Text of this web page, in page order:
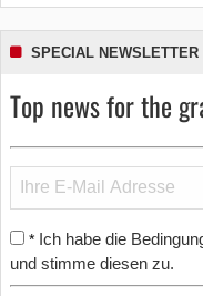
SPECIAL
Top news for the
* Ich habe die
und stimme diesen zu.